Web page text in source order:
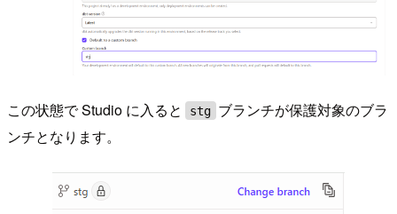
この状態で Studio に入ると stg ブランチが保護対象のブラ
ンチとなります。